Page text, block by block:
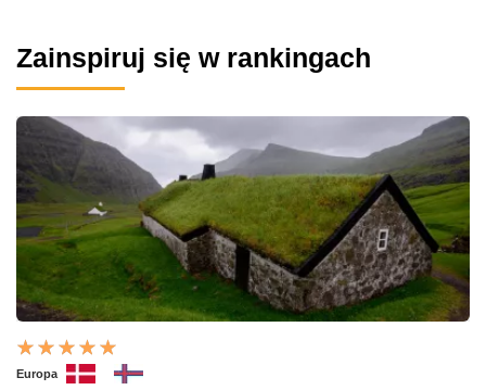
Zainspiruj się w rankingach
Europa